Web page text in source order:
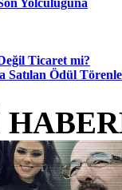
Ticaret mi?
Satılan Ödül